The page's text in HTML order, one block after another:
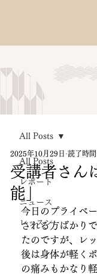
All Posts
レポート
ニュース
レッスン
All Posts
受講者さん
能」
2025年10月29日 読了時
今日のプライベ
される方ばかり
たのですが、レ
後は身体が軽く
の痛みもかなり